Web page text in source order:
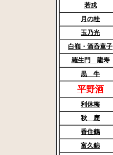
若戎
月の桂
玉乃光
白嶺・酒呑童子
羅生門 龍寿
黒 牛
平野酒
利休梅
秋 鹿
香住鶴
富久錦